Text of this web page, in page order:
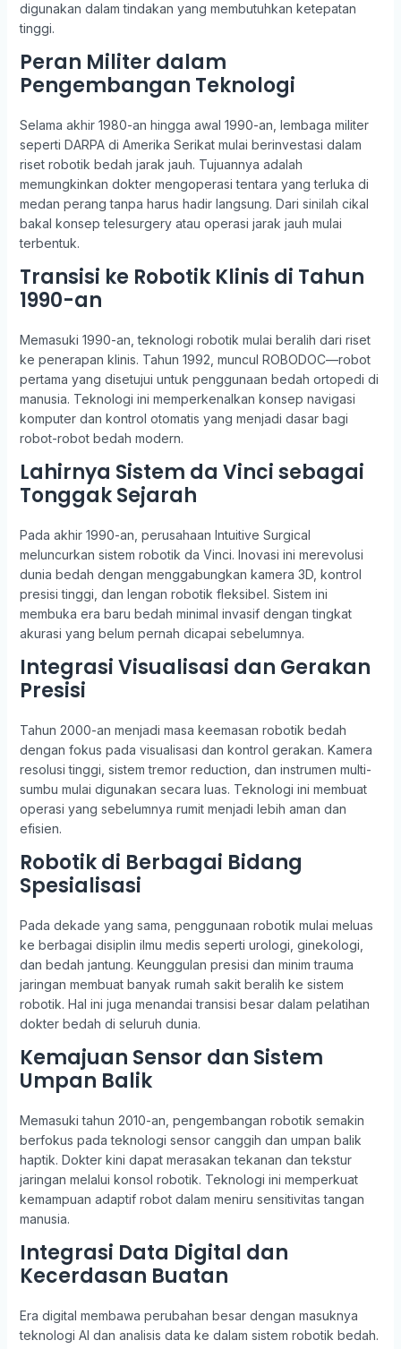
digunakan dalam tindakan yang membutuhkan ketepatan
tinggi.
Peran Militer dalam
Pengembangan Teknologi
Selama akhir 1980-an hingga awal 1990-an, lembaga militer
seperti DARPA di Amerika Serikat mulai berinvestasi dalam
riset robotik bedah jarak jauh. Tujuannya adalah
memungkinkan dokter mengoperasi tentara yang terluka di
medan perang tanpa harus hadir langsung. Dari sinilah cikal
bakal konsep telesurgery atau operasi jarak jauh mulai
terbentuk.
Transisi ke Robotik Klinis di Tahun
1990-an
Memasuki 1990-an, teknologi robotik mulai beralih dari riset
ke penerapan klinis. Tahun 1992, muncul ROBODOC—robot
pertama yang disetujui untuk penggunaan bedah ortopedi di
manusia. Teknologi ini memperkenalkan konsep navigasi
komputer dan kontrol otomatis yang menjadi dasar bagi
robot-robot bedah modern.
Lahirnya Sistem da Vinci sebagai
Tonggak Sejarah
Pada akhir 1990-an, perusahaan Intuitive Surgical
meluncurkan sistem robotik da Vinci. Inovasi ini merevolusi
dunia bedah dengan menggabungkan kamera 3D, kontrol
presisi tinggi, dan lengan robotik fleksibel. Sistem ini
membuka era baru bedah minimal invasif dengan tingkat
akurasi yang belum pernah dicapai sebelumnya.
Integrasi Visualisasi dan Gerakan
Presisi
Tahun 2000-an menjadi masa keemasan robotik bedah
dengan fokus pada visualisasi dan kontrol gerakan. Kamera
resolusi tinggi, sistem tremor reduction, dan instrumen multi-
sumbu mulai digunakan secara luas. Teknologi ini membuat
operasi yang sebelumnya rumit menjadi lebih aman dan
efisien.
Robotik di Berbagai Bidang
Spesialisasi
Pada dekade yang sama, penggunaan robotik mulai meluas
ke berbagai disiplin ilmu medis seperti urologi, ginekologi,
dan bedah jantung. Keunggulan presisi dan minim trauma
jaringan membuat banyak rumah sakit beralih ke sistem
robotik. Hal ini juga menandai transisi besar dalam pelatihan
dokter bedah di seluruh dunia.
Kemajuan Sensor dan Sistem
Umpan Balik
Memasuki tahun 2010-an, pengembangan robotik semakin
berfokus pada teknologi sensor canggih dan umpan balik
haptik. Dokter kini dapat merasakan tekanan dan tekstur
jaringan melalui konsol robotik. Teknologi ini memperkuat
kemampuan adaptif robot dalam meniru sensitivitas tangan
manusia.
Integrasi Data Digital dan
Kecerdasan Buatan
Era digital membawa perubahan besar dengan masuknya
teknologi AI dan analisis data ke dalam sistem robotik bedah.